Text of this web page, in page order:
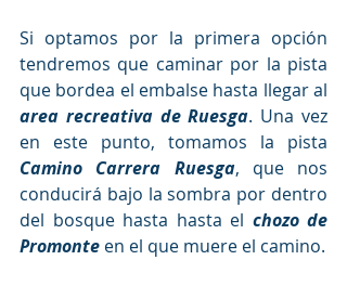
Si optamos por la primera opción
tendremos que caminar por la pista
area recreativa de Ruesga. Una vez
Camino Carrera Ruesga, que nos
conducirá bajo la sombra por dentro
del bosque hasta hasta el chozo de
Promonte en el que muere el camino.